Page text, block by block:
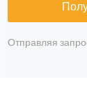
Отправляя